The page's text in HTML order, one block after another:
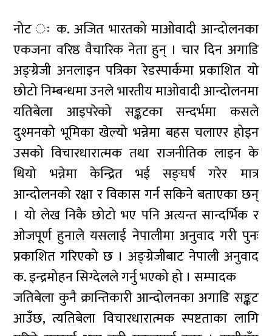
नोट ः क. अजित भारतको माओवादी आन्दोलनका
एकजना वरिष्ठ वैचारिक नेता हुन् । चार दिन अगाडि
अङ्ग्रेजी अनलाइन पत्रिका रेडस्पार्कमा प्रकाशित यो
छोटो निम्बन्धमा उनले भारतीय माओवादी आन्दोलनमा
यतिबेला आइपरेको सङ्कटका सन्दर्भमा कसले
दुश्मनको भूमिका खेल्यो भन्नेमा बहस चलाएर होइन
उसको विचारधारात्मक तथा राजनीतिक लाइन के
थियो भन्नेमा केन्द्रित भई सङ्घर्ष गरेर मात्र
आन्दोलनको रक्षा र विकास गर्न सकिने बताएका छन्
। यो लेख निकै छोटो भए पनि अत्यन्त सान्दर्भिक र
ओजपूर्ण हुनाले यसलाई नेपालीमा अनुवाद गरी पुनः
प्रकाशित गरिएको छ । अङ्ग्रेजीबाट नेपाली अनुवाद
क. इन्द्रमोहन सिग्देलले गर्नु भएको हो । सम्पादक
जतिबेला कुनै क्रान्तिकारी आन्दोलनका अगाडि सङ्कट
आउँछ, त्यतिबेला विचारधारात्मक स्पष्टताका लागि